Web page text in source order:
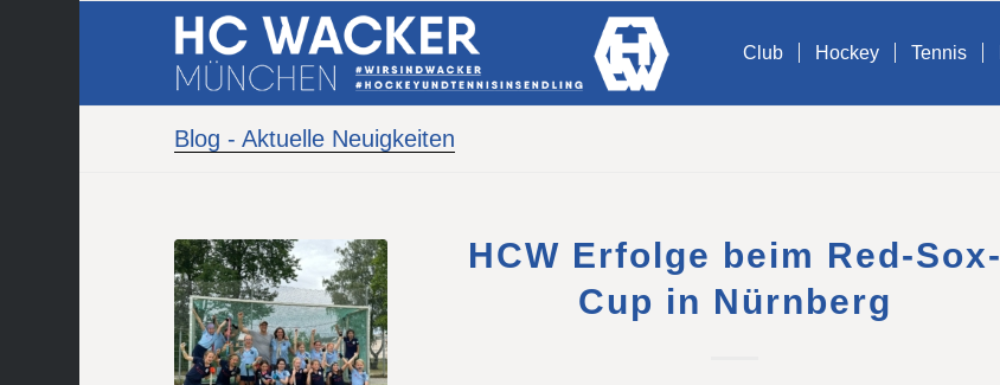
Club Hockey Tennis
Blog - Aktuelle Neuigkeiten
HCW Erfolge beim Red-Sox-
Cup in Nürnberg